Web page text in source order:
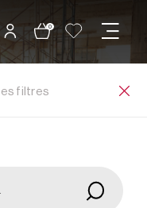
0
filtres
à votre
plus